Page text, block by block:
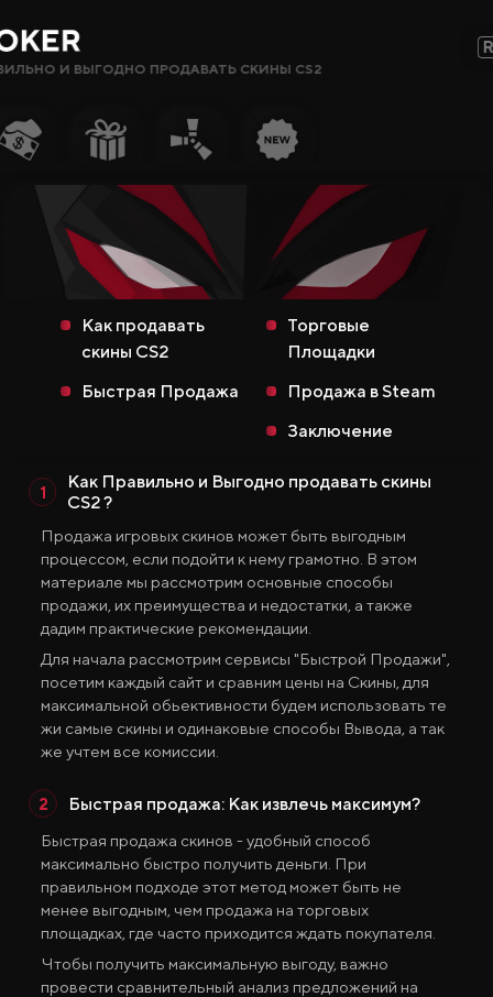
Сайты, Режимы, Бонусы или Ключевые Слова…
Популярное
Сайты CS2
Сайты Rust
Сайты Steam
Крипто-
сайты
Новые Сайты
Вики CS2
Продажа и Обмен Скинов
Все Сайты
Бонус за Регистрацию
Бонус к Депозиту
Ежедневный Бонус
Бонус к Продаже
Розыгрыши
И ВЫГОДНО ПРОДАВАТЬ СКИНЫ CS2
Как продавать
скины CS2
Быстрая Продажа
Торговые
Площадки
Продажа в Steam
Заключение
Как Правильно и Выгодно продавать скины
CS2 ?
Продажа игровых скинов может быть выгодным
процессом, если подойти к нему грамотно. В этом
материале мы рассмотрим основные способы
продажи, их преимущества и недостатки, а также
дадим практические рекомендации.
Для начала рассмотрим сервисы "Быстрой Продажи",
посетим каждый сайт и сравним цены на Скины, для
максимальной обьективности будем использовать те
жи самые скины и одинаковые способы Вывода, а так
же учтем все комиссии.
Быстрая продажа: Как извлечь максимум?
Быстрая продажа скинов - удобный способ
максимально быстро получить деньги. При
правильном подходе этот метод может быть не
менее выгодным, чем продажа на торговых
площадках, где часто приходится ждать покупателя.
Чтобы получить максимальную выгоду, важно
провести сравнительный анализ предложений на